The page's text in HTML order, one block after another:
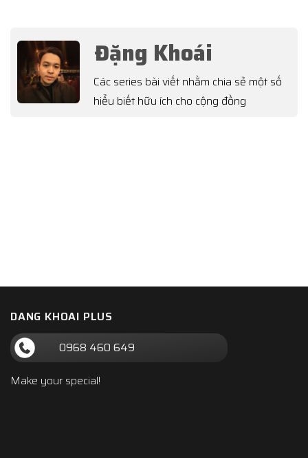
Đặng Khoái
Các series bài viết nhằm chia sẻ một số
hiểu biết hữu ích cho cộng đồng
DANG KHOAI PLUS
0968 460 649
Make your special!